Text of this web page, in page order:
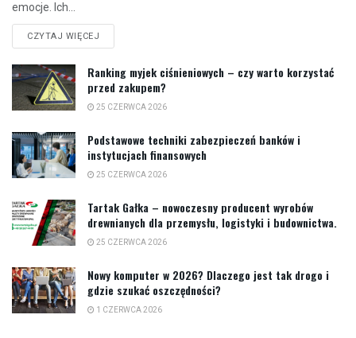
emocje. Ich...
CZYTAJ WIĘCEJ
Ranking myjek ciśnieniowych – czy warto korzystać
przed zakupem?
25 CZERWCA 2026
Podstawowe techniki zabezpieczeń banków i
instytucjach finansowych
25 CZERWCA 2026
Tartak Gałka – nowoczesny producent wyrobów
drewnianych dla przemysłu, logistyki i budownictwa.
25 CZERWCA 2026
Nowy komputer w 2026? Dlaczego jest tak drogo i
gdzie szukać oszczędności?
1 CZERWCA 2026